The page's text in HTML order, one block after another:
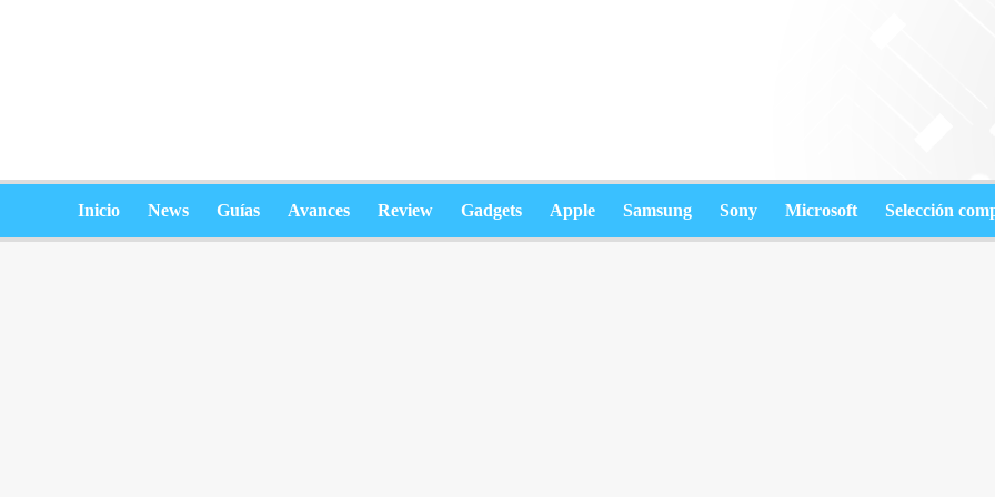
Inicio News Guías Avances Review Gadgets Apple Samsung Sony Microsoft Selección